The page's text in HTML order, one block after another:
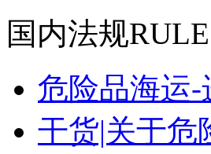
国内法规RULE
危险品海运-
干货|关于危